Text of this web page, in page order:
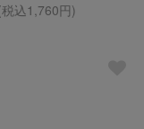
込1,760円)